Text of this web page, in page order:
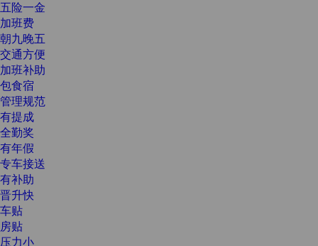
五险一金
加班费
朝九晚五
交通方便
加班补助
包食宿
管理规范
有提成
全勤奖
有年假
专车接送
有补助
晋升快
车贴
房贴
压力小